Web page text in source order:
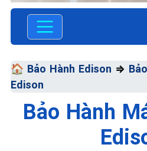
TRUNG TÂM BẢO HÀNH
ĐIỆN MÁY VN
BẢO HÀNH
EDISON
Chất Lượng Tối Ưu • Giá
Tối Thiểu • Dịch Vụ Tối Đa
🏠 Bảo Hành Edison ⇒
Edison
Bảo Hành